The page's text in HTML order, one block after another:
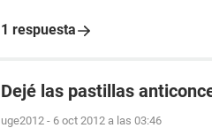
1 respuesta
Dejé las pastillas
uge2012 - 6 oct 2012 a las 03:46